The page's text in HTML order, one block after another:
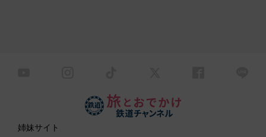
姉妹サイト